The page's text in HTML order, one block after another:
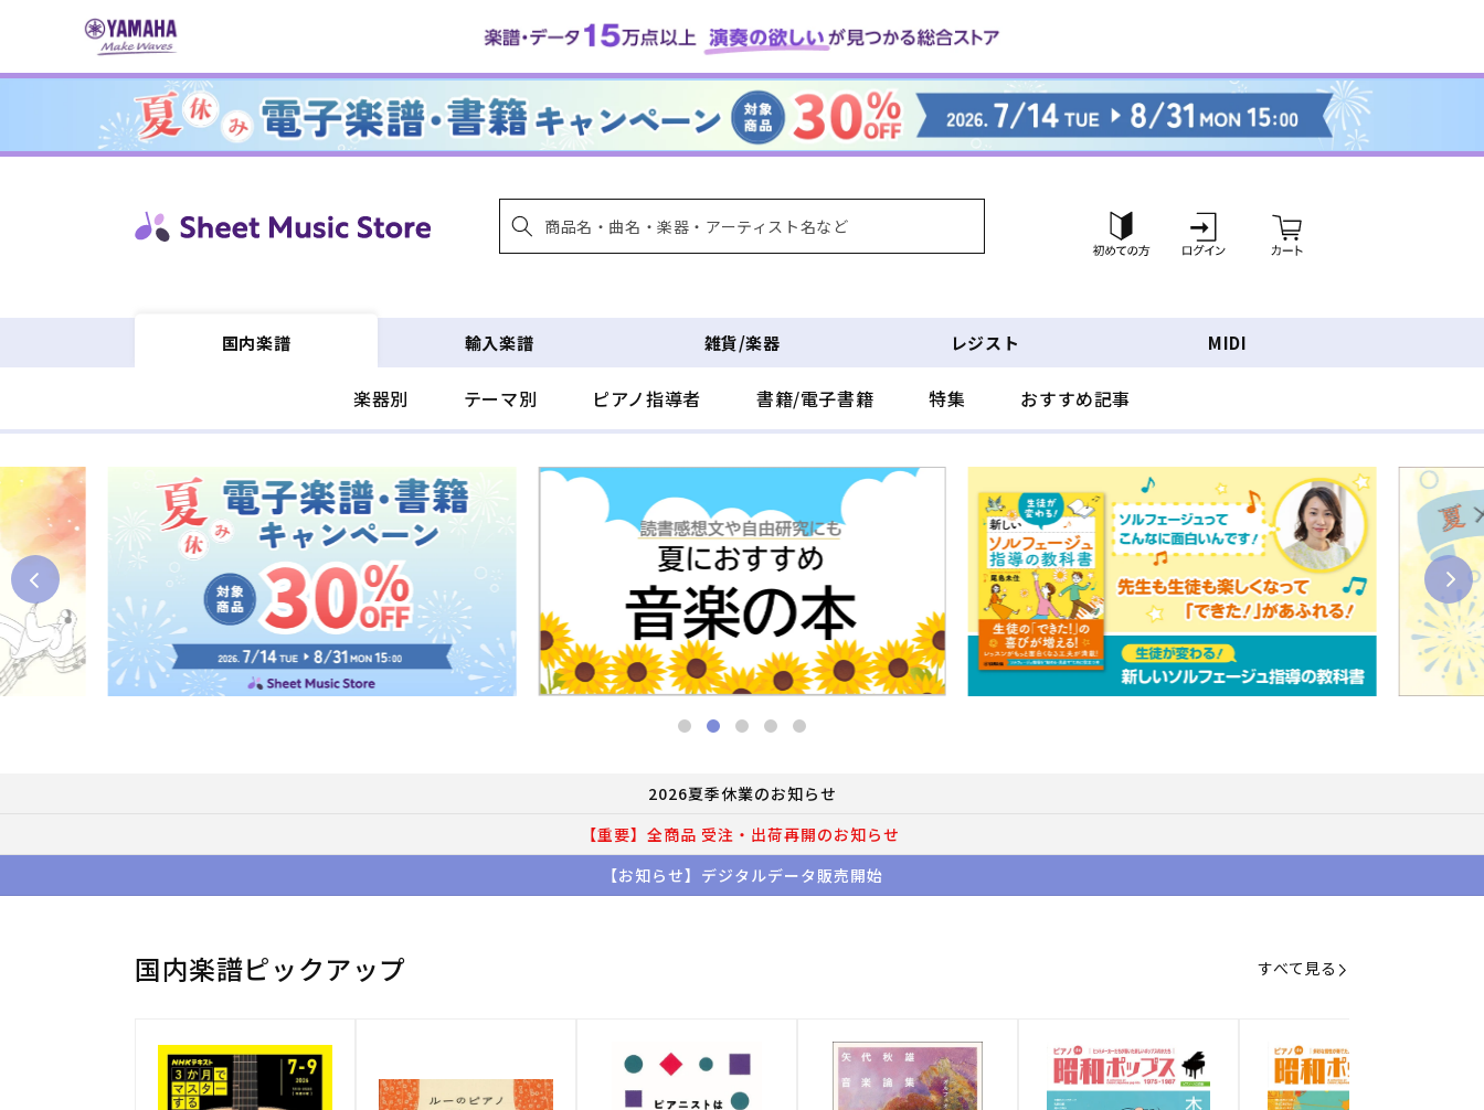
ンツに
グ
イ
ー
ト
国内楽譜
楽器別 テーマ別 ピアノ指導者 書籍/電子書籍 特集 おすすめ記事
輸入楽譜 雑貨/楽器 レジスト MIDI
2026夏季休業のお知らせ
【重要】全商品 受注・出荷再開のお知らせ
【お知らせ】デジタルデータ販売開始
国内楽譜ピックアップ すべて見る